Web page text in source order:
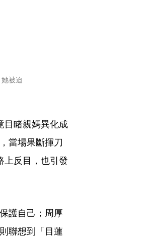
被迫
目睹親媽異化成
當場果斷揮刀
上反目，也引發
護自己；周厚
聯想到「目蓮